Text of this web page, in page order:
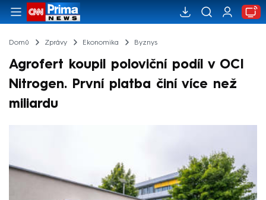
Domů Zprávy Ekonomika Byznys
Agrofert koupil poloviční podíl v OCI
Nitrogen. První platba činí více než
miliardu